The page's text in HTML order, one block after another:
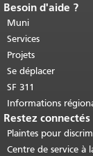
Fin du contenu de la
cette page se répète
Retour au haut du
Besoin d'aide ?
Muni
Services
Projets
Se déplacer
SF 311
Informations
Restez connectés
Plaintes pour
Centre de service à